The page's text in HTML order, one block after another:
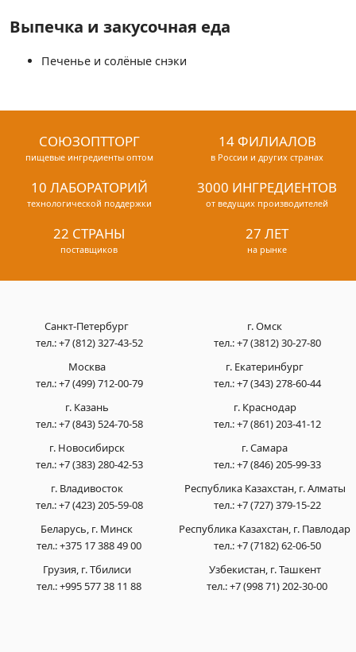
Выпечка и закусочная еда
Печенье и солёные снэки
СОЮЗОПТТОРГ
пищевые ингредиенты оптом
14 ФИЛИАЛОВ
в России и других странах
10 ЛАБОРАТОРИЙ
технологической поддержки
3000 ИНГРЕДИЕНТОВ
от ведущих производителей
22 СТРАНЫ
поставщиков
27 ЛЕТ
на рынке
Санкт-Петербург
тел.:+7 (812) 327-43-52
Москва
тел.:+7 (499) 712-00-79
г. Казань
тел.:+7 (843) 524-70-58
г. Новосибирск
тел.:+7 (383) 280-42-53
г. Омск
тел.:+7 (3812) 30-27-80
г. Екатеринбург
тел.:+7 (343) 278-60-44
г. Краснодар
тел.:+7 (861) 203-41-12
г. Самара
тел.:+7 (846) 205-99-33
г. Владивосток
тел.:+7 (423) 205-59-08
Беларусь, г. Минск
тел.:+375 17 388 49 00
Грузия, г. Тбилиси
тел.:+995 577 38 11 88
Республика Казахстан, г. Алматы
тел.:+7 (727) 379-15-22
Республика Казахстан, г. Павлодар
тел.:+7 (7182) 62-06-50
Узбекистан, г. Ташкент
тел.:+7 (998 71) 202-30-00